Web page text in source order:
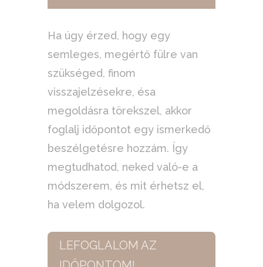
Ha úgy érzed, hogy egy
semleges, megértő fülre van
szükséged, finom
visszajelzésekre, ésa
megoldásra törekszel, akkor
foglalj időpontot egy ismerkedő
beszélgetésre hozzám. Így
megtudhatod, neked való-e a
módszerem, és mit érhetsz el,
ha velem dolgozol.
LEFOGLALOM AZ